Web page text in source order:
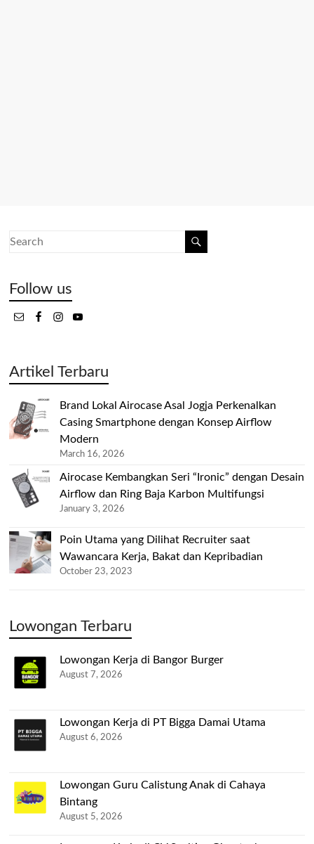
Follow us
Artikel Terbaru
Brand Lokal Airocase Asal Jogja Perkenalkan
Casing Smartphone dengan Konsep Airflow
Modern
March 16, 2026
Airocase Kembangkan Seri “Ironic” dengan Desain
Airflow dan Ring Baja Karbon Multifungsi
January 3, 2026
Poin Utama yang Dilihat Recruiter saat
Wawancara Kerja, Bakat dan Kepribadian
October 23, 2023
Lowongan Terbaru
Lowongan Kerja di Bangor Burger
August 7, 2026
Lowongan Kerja di PT Bigga Damai Utama
August 6, 2026
Lowongan Guru Calistung Anak di Cahaya
Bintang
August 5, 2026